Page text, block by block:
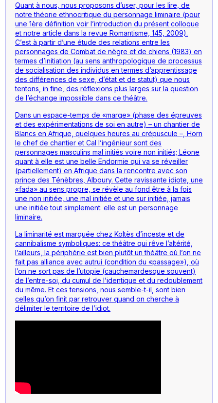
Quant à nous, nous proposons d’user, pour les lire, de
notre théorie ethnocritique du personnage liminaire (pour
une 1ère définition voir l’introduction du présent colloque
et notre article dans la revue Romantisme, 145, 2009).
C’est à partir d’une étude des relations entre les
personnages de Combat de nègre et de chiens (1983) en
termes d’initiation (au sens anthropologique de processus
de socialisation des individus en termes d’apprentissage
des différences de sexe, d’état et de statut) que nous
tentons, in fine, des réflexions plus larges sur la question
de l’échange impossible dans ce théâtre.
Dans un espace-temps de «marge» (phase des épreuves
et des expérimentations de soi en autre) – un chantier de
Blancs en Afrique, quelques heures au crépuscule –, Horn
le chef de chantier et Cal l’ingénieur sont des
personnages masculins mal initiés voire non initiés; Léone
quant à elle est une belle Endormie qui va se réveiller
(partiellement) en Afrique dans la rencontre avec son
prince des Ténèbres, Alboury. Cette ravissante idiote, une
«fada» au sens propre, se révèle au fond être à la fois
une non initiée, une mal initiée et une sur initiée, jamais
une initiée tout simplement: elle est un personnage
liminaire.
La liminarité est marquée chez Koltès d’inceste et de
cannibalisme symboliques: ce théâtre qui rêve l’altérité,
l’ailleurs, la périphérie est bien plutôt un théâtre où l’on ne
fait pas alliance avec autrui (condition du «passage»), où
l’on ne sort pas de l’utopie (cauchemardesque souvent)
de l’entre-soi, du cumul de l’identique et du redoublement
du même. Et ces tensions, nous semble-t-il, sont bien
celles qu’on finit par retrouver quand on cherche à
délimiter le territoire de l’idiot.